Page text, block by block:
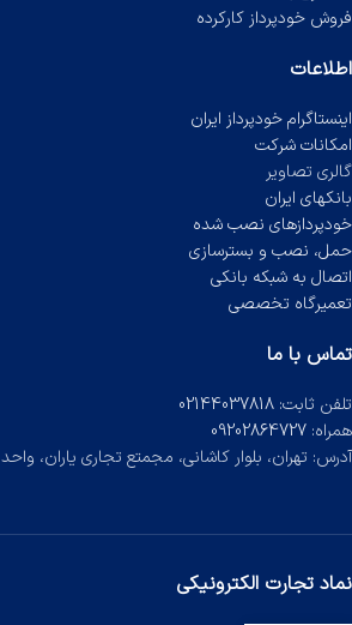
فروش خودپرداز کارکرده
اطلاعات
اینستاگرام خودپرداز ایران
امکانات شرکت
گالری تصاویر
بانکهای ایران
خودپردازهای نصب شده
حمل، نصب و بسترسازی
اتصال به شبکه بانکی
تعمیرگاه تخصصی
تماس با ما
تلفن ثابت: 02144037818
همراه: 09202864727
آدرس: تهران، بلوار کاشانی، مجمتع تجاری یاران، واحد 701
نماد تجارت الکترونیکی